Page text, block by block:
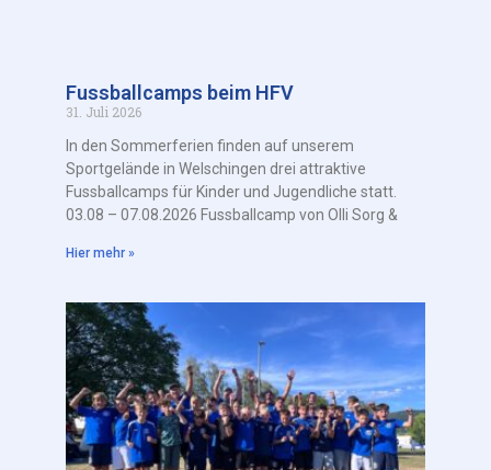
Fussballcamps beim HFV
31. Juli 2026
In den Sommerferien finden auf unserem
Sportgelände in Welschingen drei attraktive
Fussballcamps für Kinder und Jugendliche statt.
03.08 – 07.08.2026 Fussballcamp von Olli Sorg &
Hier mehr »